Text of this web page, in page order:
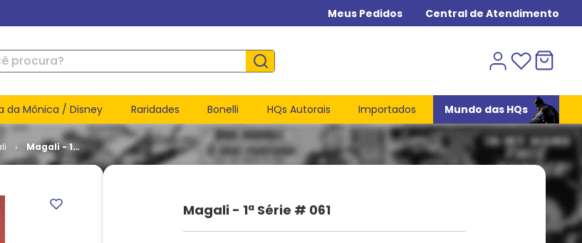
Meus Pedidos Central de Atendimento
da Mônica / Disney Raridades Bonelli HQs Autorais Importados Mundo das HQs
Magali - 1ª
Série # 061
Magali - 1ª Série # 061